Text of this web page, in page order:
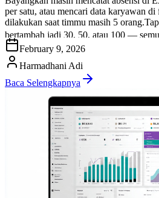
per satu, atau mencari data karyawan
dilakukan saat timmu masih 5
bertambah jadi 30, 50, atau 100 —
Waktu HR habis untuk administrasi,
hitung meningkat.📉 Keputusan jadi
February 9, 2026
Harmadhani Adi
Baca Selengkapnya